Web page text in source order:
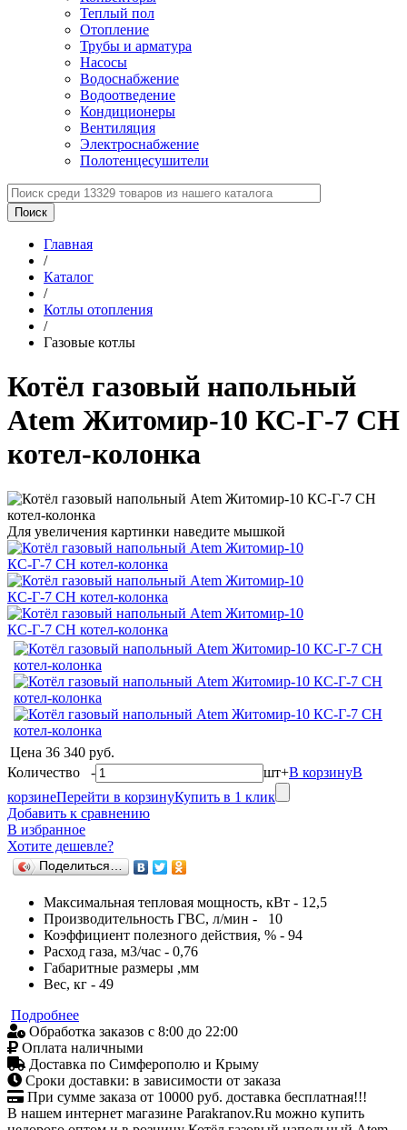
Теплый пол
Отопление
Трубы и арматура
Насосы
Водоснабжение
Водоотведение
Кондиционеры
Вентиляция
Электроснабжение
Полотенцесушители
Главная
/
Каталог
/
Котлы отопления
/
Газовые котлы
Котёл газовый напольный
Atem Житомир-10 КС-Г-7 СН
котел-колонка
Для увеличения картинки наведите мышкой
Цена 36 340 руб.
Количество - шт+В корзинуВ
корзинеПерейти в корзинуКупить в 1 клик
Добавить к сравнению
В избранное
Хотите дешевле?
Поделиться…
Максимальная тепловая мощность, кВт - 12,5
Производительность ГВС, л/мин - 10
Коэффициент полезного действия, % - 94
Расход газа, м3/час - 0,76
Габаритные размеры ,мм
Вес, кг - 49
Подробнее
Обработка заказов с 8:00 до 22:00
Оплата наличными
Доставка по Симферополю и Крыму
Сроки доставки: в зависимости от заказа
При сумме заказа от 10000 руб. доставка бесплатная!!!
В нашем интернет магазине Parakranov.Ru можно купить